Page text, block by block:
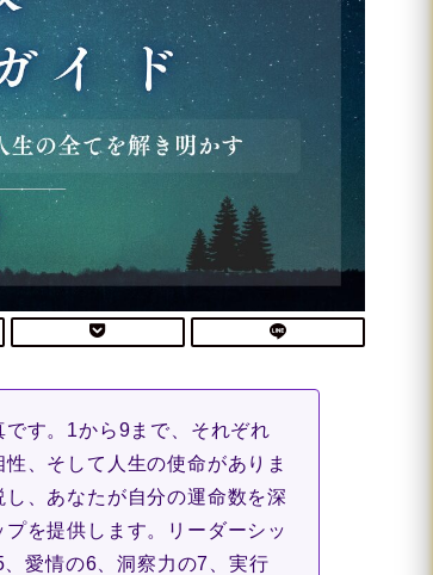
す。1から9まで、それぞれ
、そして人生の使命がありま
、あなたが自分の運命数を深
を提供します。リーダーシッ
愛情の6、洞察力の7、実行